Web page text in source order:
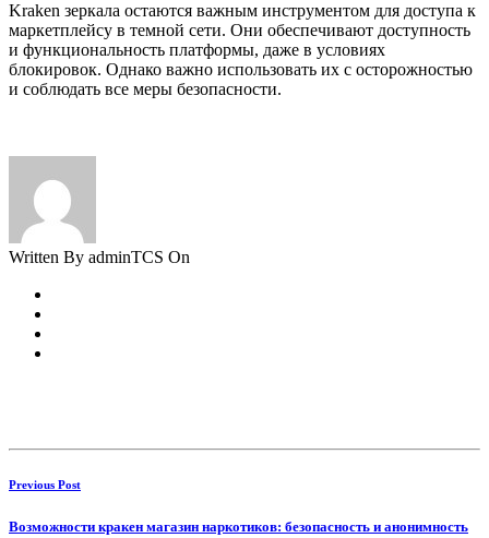
Kraken зеркала остаются важным инструментом для доступа к
маркетплейсу в темной сети. Они обеспечивают доступность
и функциональность платформы, даже в условиях
блокировок. Однако важно использовать их с осторожностью
и соблюдать все меры безопасности.
Written By adminTCS On
Previous Post
Возможности кракен магазин наркотиков: безопасность и анонимность